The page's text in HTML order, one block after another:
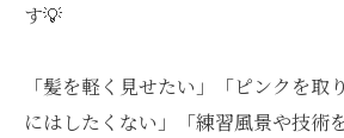
す💡
「髪を軽く見せたい」「ピンクを取
にはしたくない」「練習風景や技術